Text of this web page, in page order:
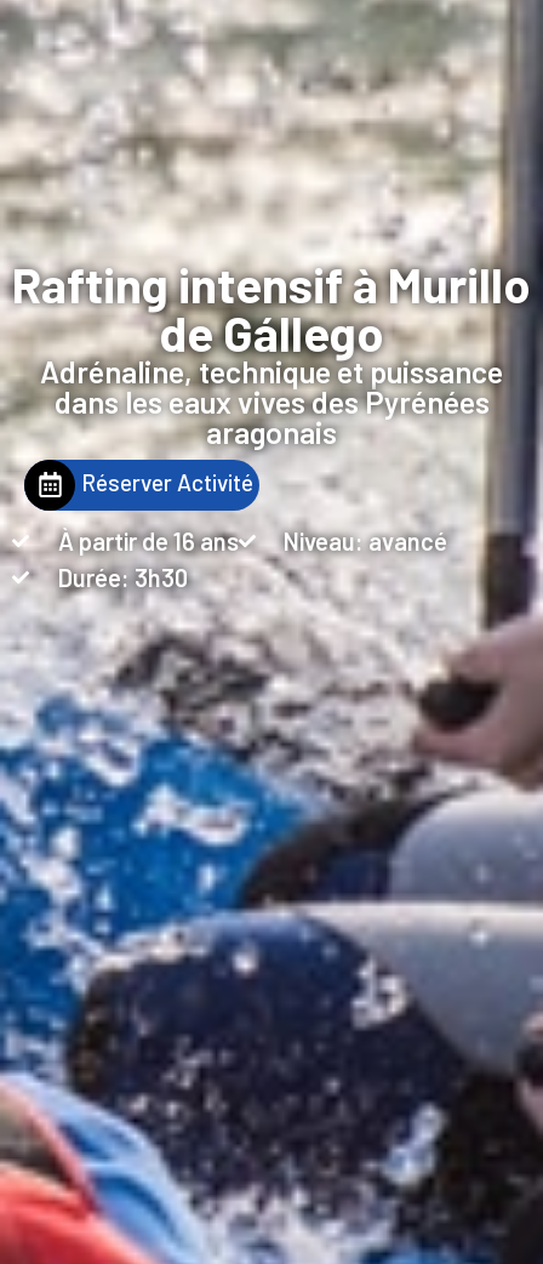
Rafting intensif à Murillo
de Gállego
Adrénaline, technique et puissance
dans les eaux vives des Pyrénées
aragonais
Réserver Activité
À partir de 16 ans
Niveau: avancé
Durée: 3h30